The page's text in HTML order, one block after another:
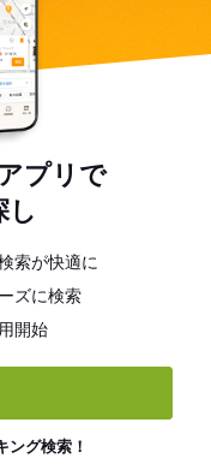
プリで
し
索が快適に
ズに検索
開始
ング検索！